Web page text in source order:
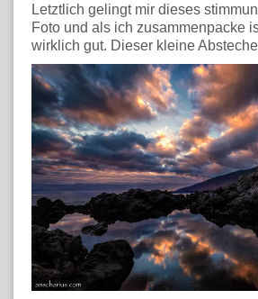
Letztlich gelingt mir dieses
Foto und als ich zusammenpacke
wirklich gut. Dieser kleine